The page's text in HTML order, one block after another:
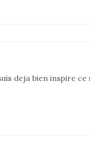
deja bien inspire